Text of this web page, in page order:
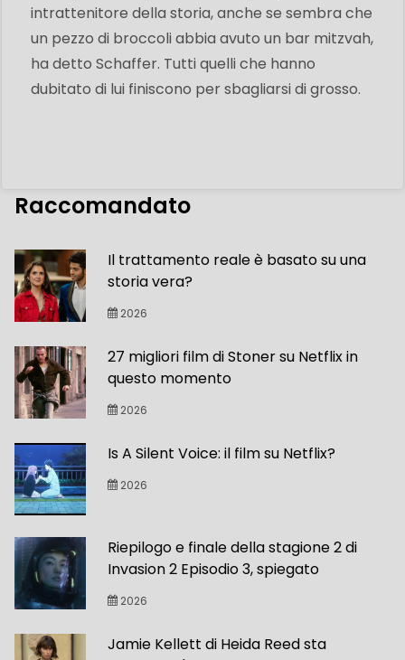
intrattenitore della storia, anche se sembra che
un pezzo di broccoli abbia avuto un bar mitzvah,
ha detto Schaffer. Tutti quelli che hanno
dubitato di lui finiscono per sbagliarsi di grosso.
Raccomandato
Il trattamento reale è basato su una
storia vera?
2026
27 migliori film di Stoner su Netflix in
questo momento
2026
Is A Silent Voice: il film su Netflix?
2026
Riepilogo e finale della stagione 2 di
Invasion 2 Episodio 3, spiegato
2026
Jamie Kellett di Heida Reed sta